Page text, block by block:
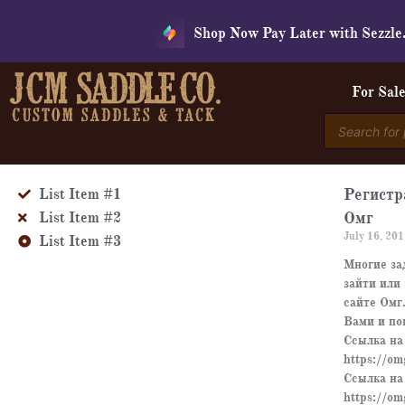
content
Shop Now Pay Later with
For
Products
search
List Item #1
List Item #2
List Item #3
Омг
July 16,
Многие
зайти или
сайте
Вами и
Ссылка
https://
Ссылка
https://